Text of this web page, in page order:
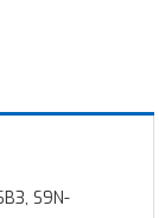
S9N-